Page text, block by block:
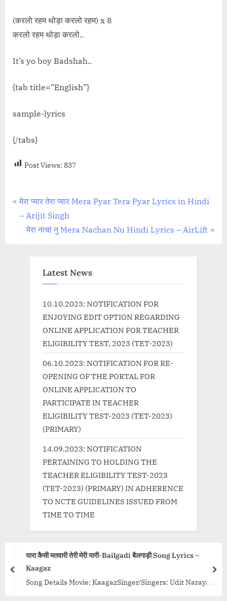
(करलो रहम थोड़ा करलो रहम) x 8
करलो रहम थोड़ा करलो..
It’s yo boy Badshah..
{tab title=”English”}
sample-lyrics
{/tabs}
Post Views: 837
Post
navigation
P
r
मेरा प्यार तेरा प्यार Mera Pyar Tera Pyar Lyrics in Hindi
– Arijit Singh
N
मेरा नाचां नु Mera Nachan Nu Hindi Lyrics – AirLift
Latest News
10.10.2023: NOTIFICATION FOR
ENJOYING EDIT OPTION REGARDING
ONLINE APPLICATION FOR TEACHER
ELIGIBILITY TEST, 2023 (TET-2023)
06.10.2023: NOTIFICATION FOR RE-
OPENING OF THE PORTAL FOR
ONLINE APPLICATION TO
PARTICIPATE IN TEACHER
ELIGIBILITY TEST-2023 (TET-2023)
(PRIMARY)
14.09.2023: NOTIFICATION
PERTAINING TO HOLDING THE
TEACHER ELIGIBILITY TEST-2023
(TET-2023) (PRIMARY) IN ADHERENCE
TO NCTE GUIDELINES ISSUED FROM
TIME TO TIME
मेरी यारी-Bailgadi बैलगाड़ी Song Lyrics –
KaagazSinger/Singers: Udit Narayan,
तेरे हम ऐ सनम-
Song Details
Kumar Sanu,
prev